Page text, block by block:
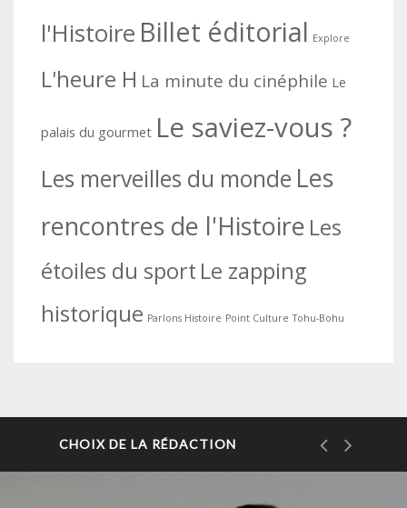
l'Histoire Billet éditorial Explore
L'heure H La minute du cinéphile Le
palais du gourmet Le saviez-vous ?
Les merveilles du monde Les
rencontres de l'Histoire Les
étoiles du sport Le zapping
historique Parlons Histoire Point Culture Tohu-Bohu
CHOIX DE LA RÉDACTION